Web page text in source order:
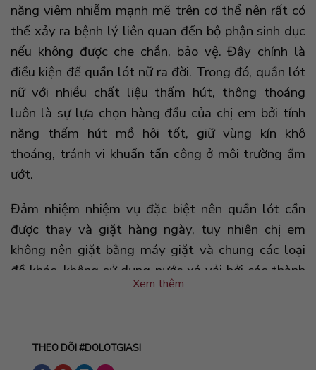
năng viêm nhiễm mạnh mẽ trên cơ thể nên rất có
thể xảy ra bệnh lý liên quan đến bộ phận sinh dục
nếu không được che chắn, bảo vệ. Đây chính là
điều kiện để quần lót nữ ra đời. Trong đó, quần lót
nữ với nhiều chất liệu thấm hút, thông thoáng
luôn là sự lựa chọn hàng đầu của chị em bởi tính
năng thấm hút mồ hôi tốt, giữ vùng kín khô
thoáng, tránh vi khuẩn tấn công ở môi trường ẩm
ướt.
Đảm nhiệm nhiệm vụ đặc biệt nên quần lót cần
được thay và giặt hàng ngày, tuy nhiên chị em
không nên giặt bằng máy giặt và chung các loại
đồ khác, không sử dụng nước xả vải bởi các thành
phần hóa chất sẽ gây ra triệu chứng ngứa, viêm
khác nhau như: quần trong nữ, quần xì líp nữ, quần
Xem thêm
THEO DÕI #DOLOTGIASI